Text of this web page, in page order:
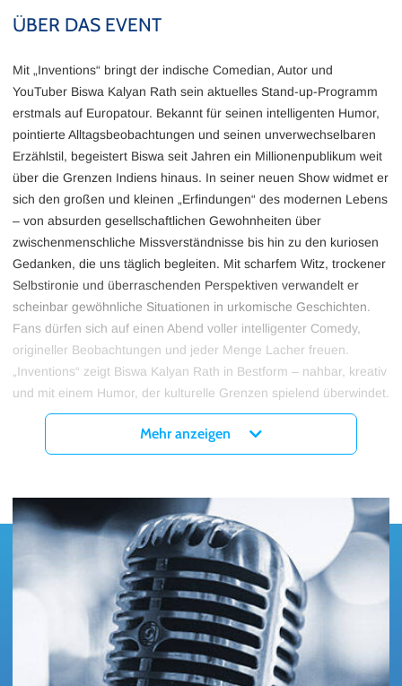
ÜBER DAS EVENT
Mit „Inventions“ bringt der indische Comedian, Autor und
YouTuber Biswa Kalyan Rath sein aktuelles Stand-up-Programm
erstmals auf Europatour. Bekannt für seinen intelligenten Humor,
pointierte Alltagsbeobachtungen und seinen unverwechselbaren
Erzählstil, begeistert Biswa seit Jahren ein Millionenpublikum weit
über die Grenzen Indiens hinaus. In seiner neuen Show widmet er
sich den großen und kleinen „Erfindungen“ des modernen Lebens
– von absurden gesellschaftlichen Gewohnheiten über
zwischenmenschliche Missverständnisse bis hin zu den kuriosen
Gedanken, die uns täglich begleiten. Mit scharfem Witz, trockener
Selbstironie und überraschenden Perspektiven verwandelt er
scheinbar gewöhnliche Situationen in urkomische Geschichten.
Fans dürfen sich auf einen Abend voller intelligenter Comedy,
origineller Beobachtungen und jeder Menge Lacher freuen.
„Inventions“ zeigt Biswa Kalyan Rath in Bestform – nahbar, kreativ
und mit einem Humor, der kulturelle Grenzen spielend überwindet.
Tickets für Biswa Kalyan Rath Live in Frankfurt in der myticket
Jahrhunderthalle gibt es ab sofort hier bei myticket!
Mehr anzeigen